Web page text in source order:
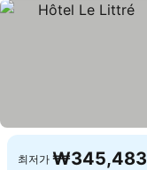
최저가 ₩345,483